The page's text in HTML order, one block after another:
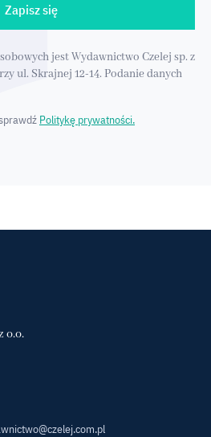
Zapisz się
jest Wydawnictwo Czelej sp. z
ul. Skrajnej 12-14. Podanie danych
Politykę prywatności.
o.o.